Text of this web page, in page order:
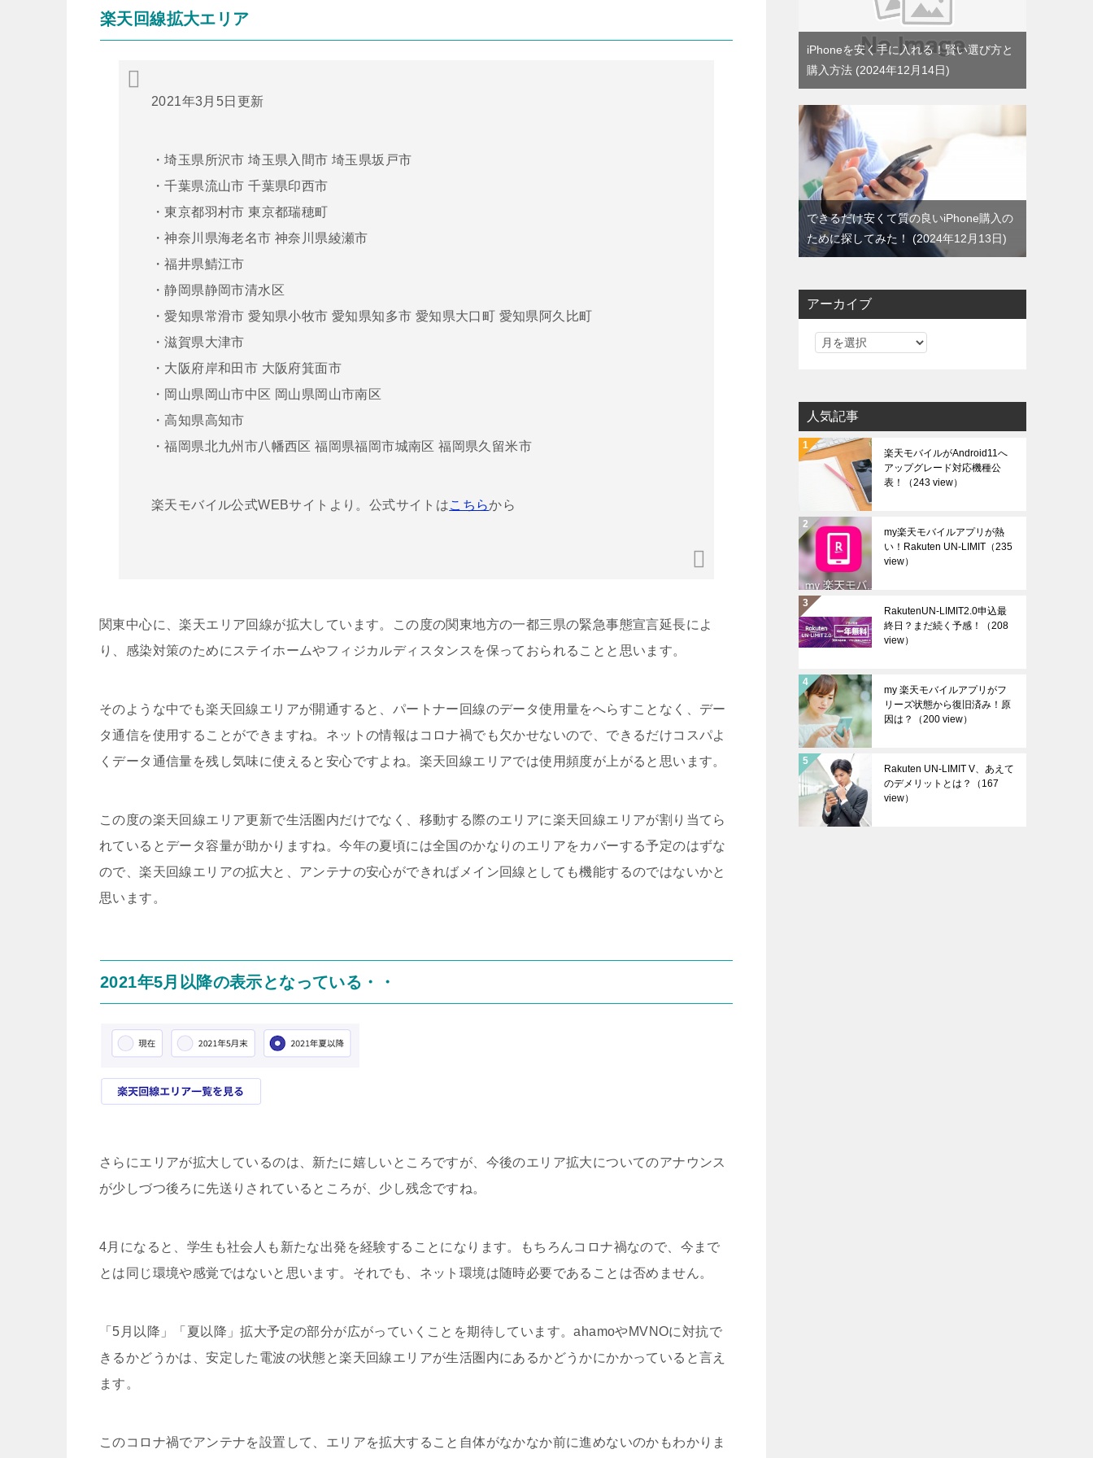
楽天回線拡大エリア
2021年3月5日更新
・埼玉県所沢市 埼玉県入間市 埼玉県坂戸市
・千葉県流山市 千葉県印西市
・東京都羽村市 東京都瑞穂町
・神奈川県海老名市 神奈川県綾瀬市
・福井県鯖江市
・静岡県静岡市清水区
・愛知県常滑市 愛知県小牧市 愛知県知多市 愛知県大口町 愛知県阿久比町
・滋賀県大津市
・大阪府岸和田市 大阪府箕面市
・岡山県岡山市中区 岡山県岡山市南区
・高知県高知市
・福岡県北九州市八幡西区 福岡県福岡市城南区 福岡県久留米市
楽天モバイル公式WEBサイトより。公式サイトはこちらから
関東中心に、楽天エリア回線が拡大しています。この度の関東地方の一都三県の緊急事態宣言延長によ
り、感染対策のためにステイホームやフィジカルディスタンスを保っておられることと思います。
そのような中でも楽天回線エリアが開通すると、パートナー回線のデータ使用量をへらすことなく、デー
タ通信を使用することができますね。ネットの情報はコロナ禍でも欠かせないので、できるだけコスパよ
くデータ通信量を残し気味に使えると安心ですよね。楽天回線エリアでは使用頻度が上がると思います。
この度の楽天回線エリア更新で生活圏内だけでなく、移動する際のエリアに楽天回線エリアが割り当てら
れているとデータ容量が助かりますね。今年の夏頃には全国のかなりのエリアをカバーする予定のはずな
ので、楽天回線エリアの拡大と、アンテナの安心ができればメイン回線としても機能するのではないかと
思います。
2021年5月以降の表示となっている・・
さらにエリアが拡大しているのは、新たに嬉しいところですが、今後のエリア拡大についてのアナウンス
が少しづつ後ろに先送りされているところが、少し残念ですね。
4月になると、学生も社会人も新たな出発を経験することになります。もちろんコロナ禍なので、今まで
とは同じ環境や感覚ではないと思います。それでも、ネット環境は随時必要であることは否めません。
「5月以降」「夏以降」拡大予定の部分が広がっていくことを期待しています。ahamoやMVNOに対抗で
きるかどうかは、安定した電波の状態と楽天回線エリアが生活圏内にあるかどうかにかかっていると言え
ます。
このコロナ禍でアンテナを設置して、エリアを拡大すること自体がなかなか前に進めないのかもわかりま
iPhoneを安く手に入れる！賢い選び方と
購入方法
2024年12月14日
できるだけ安くて質の良いiPhone購入の
ために探してみた！
2024年12月13日
アーカイブ
ア
イ
ブ
人気記事
楽天モバイルがAndroid11へ
アップグレード対応機種公
表！
（243 view）
my楽天モバイルアプリが熱
い！Rakuten UN-LIMIT （235
view）
RakutenUN-LIMIT2.0申込最
終日？まだ続く予感！
（208
view）
my 楽天モバイルアプリがフ
リーズ状態から復旧済み！原
因は？
（200 view）
Rakuten UN-LIMIT V、あえて
のデメリットとは？
（167
view）